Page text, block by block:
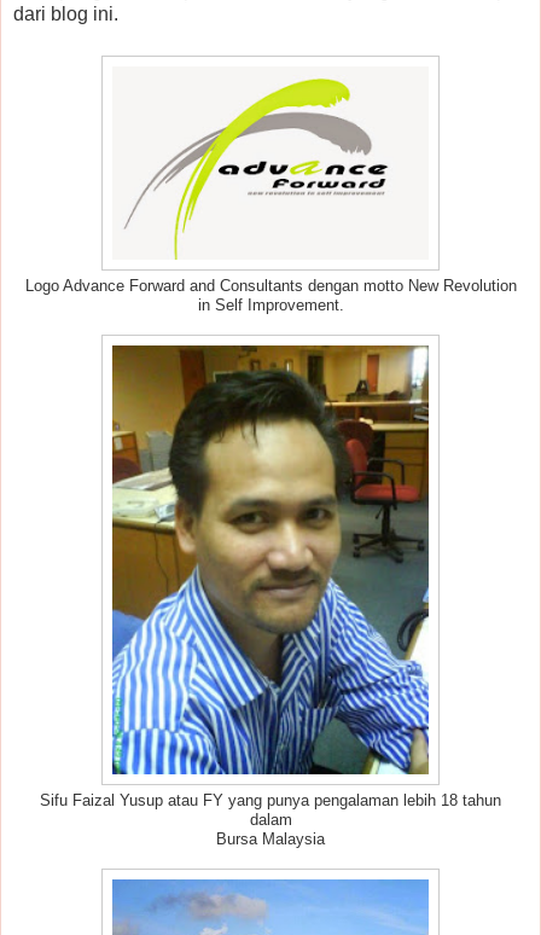
dari blog ini.
Logo Advance Forward and Consultants dengan motto New Revolution
in Self Improvement.
Sifu Faizal Yusup atau FY yang punya pengalaman lebih 18 tahun
dalam
Bursa Malaysia